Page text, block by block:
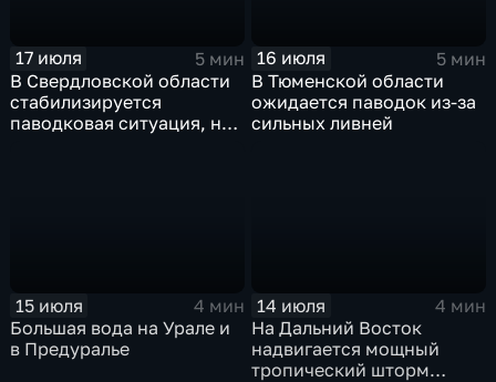
17 июля
5 мин
В Свердловской области
стабилизируется
паводковая ситуация, но
16 июля
5 мин
В Тюменской области
ожидается паводок из-за
сильных ливней
15 июля
4 мин
Большая вода на Урале и
в Предуралье
14 июля
4 мин
На Дальний Восток
надвигается мощный
тропический шторм